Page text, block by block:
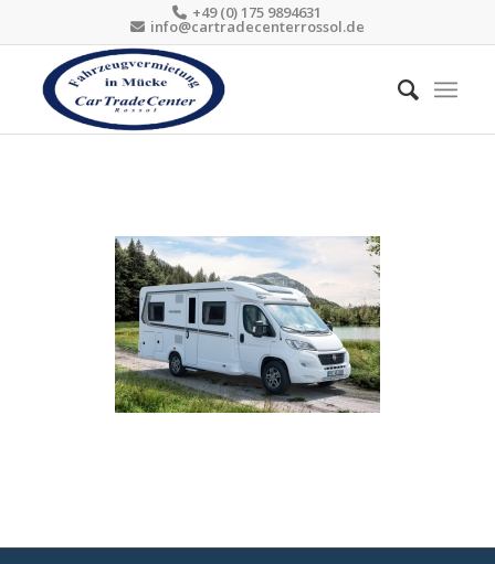
+49 (0) 175 9894631
info@cartradecenterrossol.de